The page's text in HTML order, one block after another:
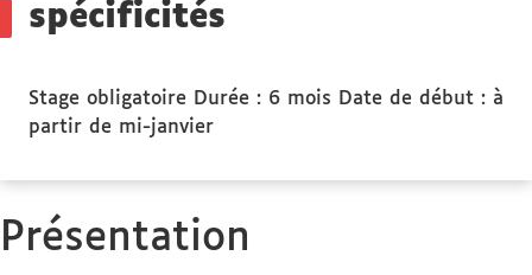
spécificités
Stage obligatoire Durée : 6 mois Date de début : à
partir de mi-janvier
Présentation